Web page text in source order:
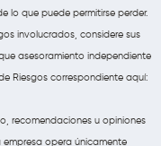
lo que puede permitirse perder.
involucrados, considere sus
asesoramiento independiente
Riesgos correspondiente aquí:
recomendaciones u opiniones
opera únicamente